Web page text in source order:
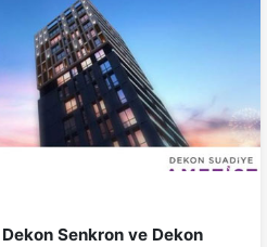
Senkron ve Dekon